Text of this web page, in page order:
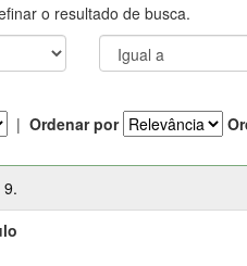
o resultado de busca.
| Ordenar por